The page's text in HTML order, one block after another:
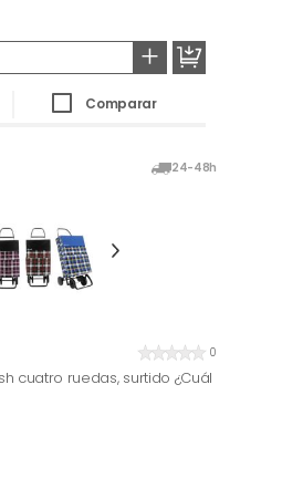
+
Comparar
24-48h
0
cuatro ruedas, surtido ¿Cuál